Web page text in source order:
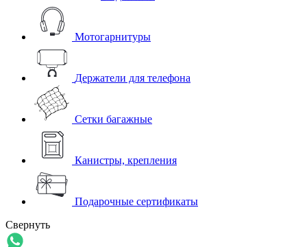
Мотогарнитуры
Держатели для телефона
Сетки багажные
Канистры, крепления
Подарочные сертификаты
Свернуть